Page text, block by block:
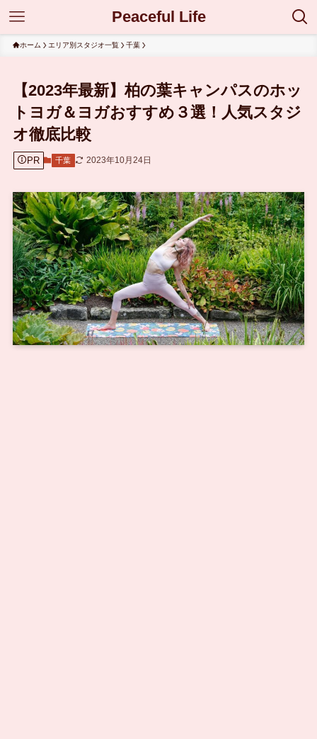
Peaceful Life
ホーム エリア別スタジオ一覧 千葉
【2023年最新】柏の葉キャンパスのホッ
トヨガ＆ヨガおすすめ３選！人気スタジ
オ徹底比較
PR 千葉 2023年10月24日